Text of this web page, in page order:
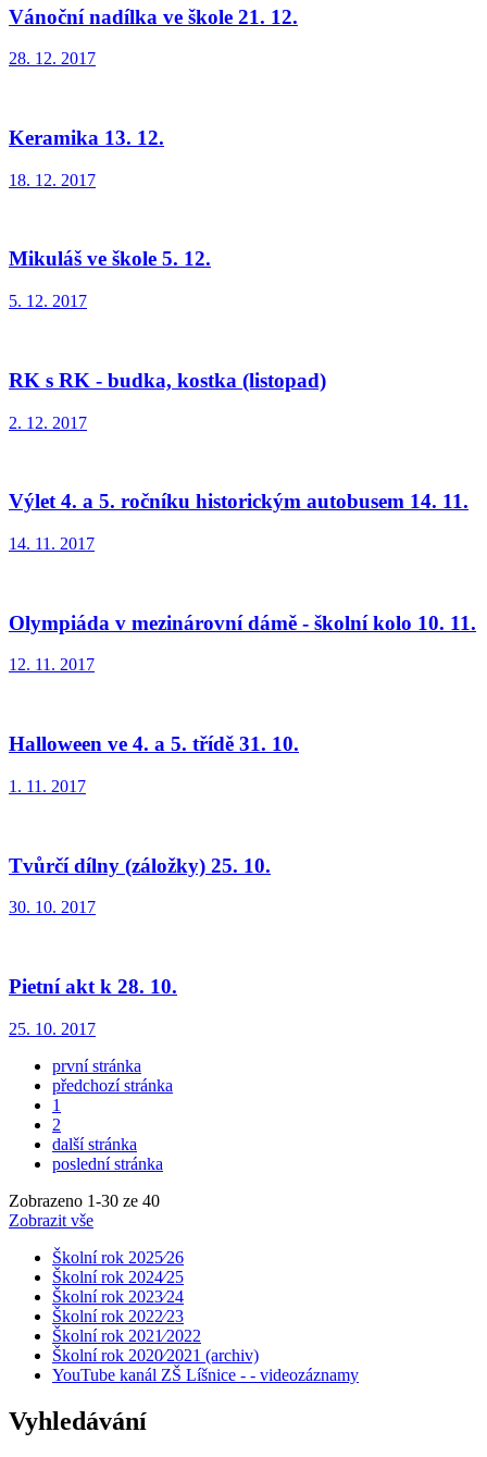
Vánoční nadílka ve škole 21. 12.
28. 12. 2017
Keramika 13. 12.
18. 12. 2017
Mikuláš ve škole 5. 12.
5. 12. 2017
RK s RK - budka, kostka (listopad)
2. 12. 2017
Výlet 4. a 5. ročníku historickým autobusem 14. 11.
14. 11. 2017
Olympiáda v mezinárovní dámě - školní kolo 10. 11.
12. 11. 2017
Halloween ve 4. a 5. třídě 31. 10.
1. 11. 2017
Tvůrčí dílny (záložky) 25. 10.
30. 10. 2017
Pietní akt k 28. 10.
25. 10. 2017
první stránka
předchozí stránka
1
2
další stránka
poslední stránka
Zobrazeno 1-30 ze 40
Zobrazit vše
Školní rok 2025⁄26
Školní rok 2024⁄25
Školní rok 2023⁄24
Školní rok 2022⁄23
Školní rok 2021⁄2022
Školní rok 2020⁄2021 (archiv)
YouTube kanál ZŠ Líšnice - - videozáznamy
Vyhledávání